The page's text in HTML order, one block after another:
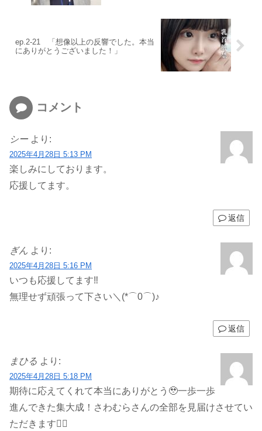
ep.2-21 「想像以上の反響でした。本当
にありがとうございました！」
コメント
シー より:
2025年4月28日 5:13 PM
楽しみにしております。
応援してます。
返信
ぎん より:
2025年4月28日 5:16 PM
いつも応援してます‼️
無理せず頑張って下さい＼(*⌒0⌒)♪
返信
まひる より:
2025年4月28日 5:18 PM
期待に応えてくれて本当にありがとう🥹一歩一歩
進んできた集大成！さわむらさんの全部を見届けさせてい
ただきます👍🏻